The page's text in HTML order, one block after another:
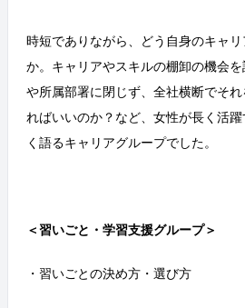
時短でありながら、どう自身のキャ
か。キャリアやスキルの棚卸の機会
や所属部署に閉じず、全社横断でそ
ればいいのか？など、女性が長く活
く語るキャリアグループでした。
＜習いごと・学習支援グループ＞
・習いごとの決め方・選び方